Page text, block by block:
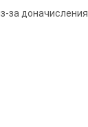
решение
за доначисления